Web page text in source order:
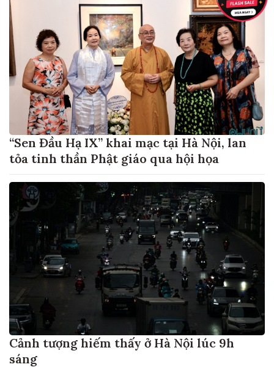
“Sen Đầu Hạ IX” khai mạc tại Hà Nội, lan
tỏa tinh thần Phật giáo qua hội họa
Cảnh tượng hiếm thấy ở Hà Nội lúc 9h
sáng